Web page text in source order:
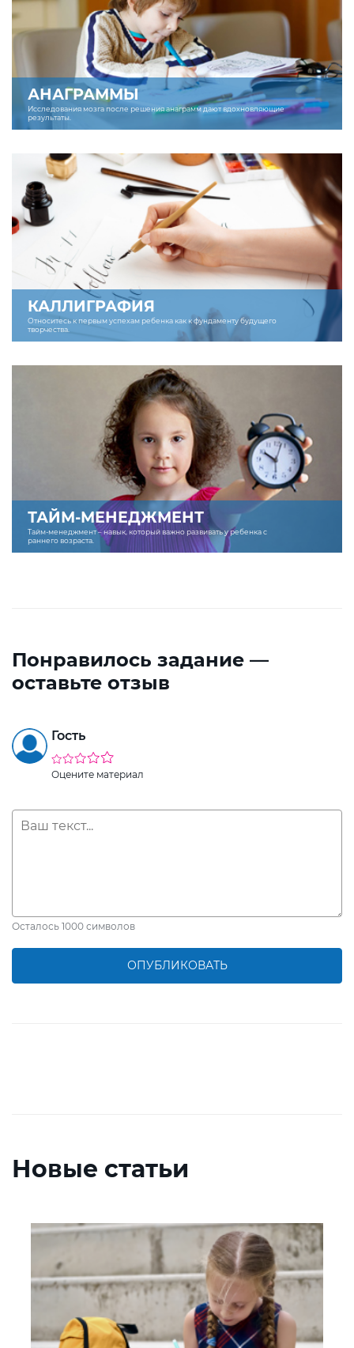
АНАГРАММЫ
Исследования мозга после решения анаграмм дают вдохновляющие
результаты.
КАЛЛИГРАФИЯ
Относитесь к первым успехам ребенка как к фундаменту будущего
творчества.
ТАЙМ-МЕНЕДЖМЕНТ
Тайм-менеджмент – навык, который важно развивать у ребенка с
раннего возраста.
Понравилось задание —
оставьте отзыв
Гость
Оцените материал
Осталось 1000 символов
ОПУБЛИКОВАТЬ
Новые статьи